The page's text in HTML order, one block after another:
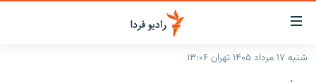
لینک‌های
قابلیت
دسترسی
شنبه ۱۷ مرداد ۱۴۰۵ تهران ۱۳:۰۶